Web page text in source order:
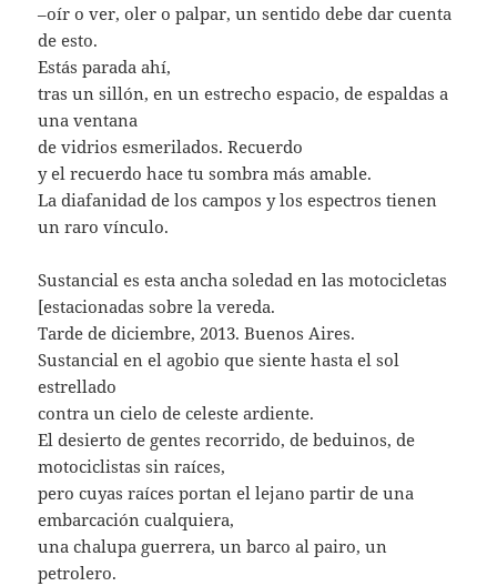
–oír o ver, oler o palpar, un sentido debe dar cuenta
de esto.
Estás parada ahí,
tras un sillón, en un estrecho espacio, de espaldas a
una ventana
de vidrios esmerilados. Recuerdo
y el recuerdo hace tu sombra más amable.
La diafanidad de los campos y los espectros tienen
un raro vínculo.
Sustancial es esta ancha soledad en las motocicletas
[estacionadas sobre la vereda.
Tarde de diciembre, 2013. Buenos Aires.
Sustancial en el agobio que siente hasta el sol
estrellado
contra un cielo de celeste ardiente.
El desierto de gentes recorrido, de beduinos, de
motociclistas sin raíces,
pero cuyas raíces portan el lejano partir de una
embarcación cualquiera,
una chalupa guerrera, un barco al pairo, un
petrolero.